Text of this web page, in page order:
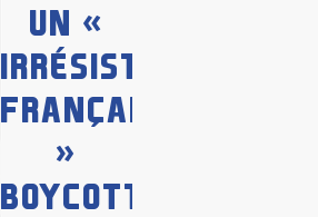
UN «
IRRÉSISTIBLE
FRANÇAIS
»
BOYCOTTE-